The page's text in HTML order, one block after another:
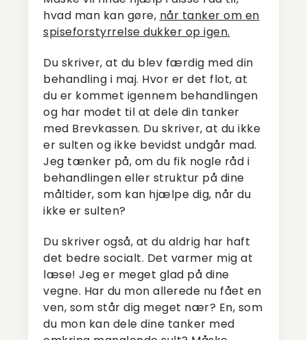
hvad man kan gøre, når tanker om en
spiseforstyrrelse dukker op igen.
Du skriver, at du blev færdig med din
behandling i maj. Hvor er det flot, at
du er kommet igennem behandlingen
og har modet til at dele din tanker
med Brevkassen. Du skriver, at du ikke
er sulten og ikke bevidst undgår mad.
Jeg tænker på, om du fik nogle råd i
behandlingen eller struktur på dine
måltider, som kan hjælpe dig, når du
ikke er sulten?
Du skriver også, at du aldrig har haft
det bedre socialt. Det varmer mig at
læse! Jeg er meget glad på dine
vegne. Har du mon allerede nu fået en
ven, som står dig meget nær? En, som
du mon kan dele dine tanker med